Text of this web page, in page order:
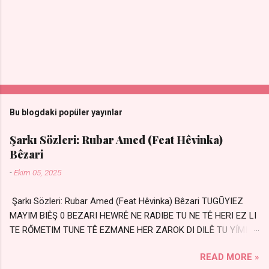
Bu blogdaki popüler yayınlar
Şarkı Sözleri: Rubar Amed (Feat Hêvinka)
Bêzari
-Ekim 05, 2025
Şarkı Sözleri: Rubar Amed (Feat Hêvinka) Bêzari TUGŪYIEZ
MAYIM BIÊŞ 0 BEZARI HEWRÊ NE RADIBE TU NE TÊ HERI EZ LI
TE RŐMETIM TUNE TÊ EZMANE HER ZAROK DI DILÊ TU YÍMIN
Silinmis yarıda. Hasretin yel gibi Eser yar içimden Bir kıza sevdalı
READ MORE »